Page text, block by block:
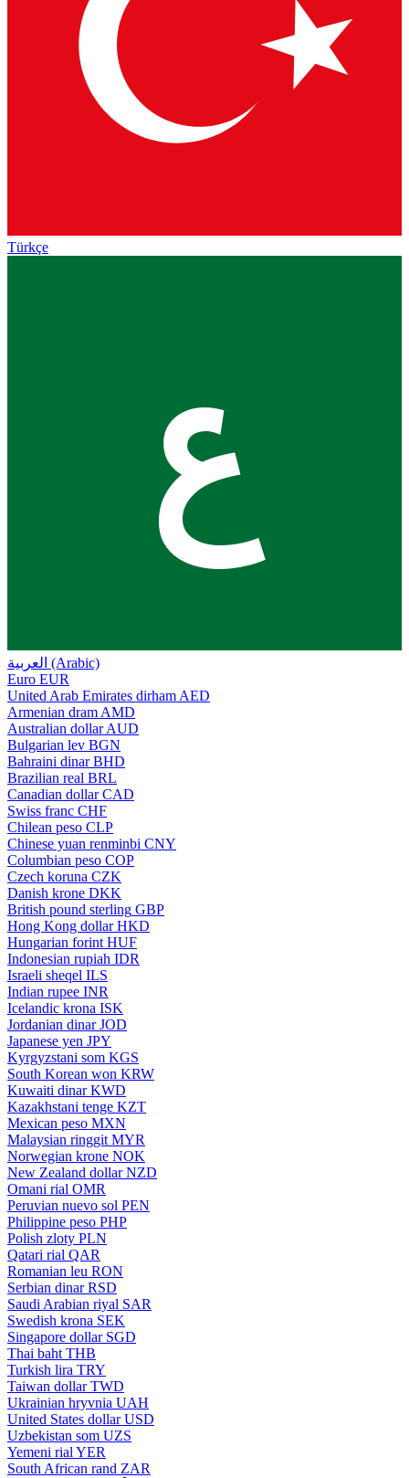
Türkçe
ع
العربية (Arabic)
Euro EUR
United Arab Emirates dirham AED
Armenian dram AMD
Australian dollar AUD
Bulgarian lev BGN
Bahraini dinar BHD
Brazilian real BRL
Canadian dollar CAD
Swiss franc CHF
Chilean peso CLP
Chinese yuan renminbi CNY
Columbian peso COP
Czech koruna CZK
Danish krone DKK
British pound sterling GBP
Hong Kong dollar HKD
Hungarian forint HUF
Indonesian rupiah IDR
Israeli sheqel ILS
Indian rupee INR
Icelandic krona ISK
Jordanian dinar JOD
Japanese yen JPY
Kyrgyzstani som KGS
South Korean won KRW
Kuwaiti dinar KWD
Kazakhstani tenge KZT
Mexican peso MXN
Malaysian ringgit MYR
Norwegian krone NOK
New Zealand dollar NZD
Omani rial OMR
Peruvian nuevo sol PEN
Philippine peso PHP
Polish zloty PLN
Qatari rial QAR
Romanian leu RON
Serbian dinar RSD
Saudi Arabian riyal SAR
Swedish krona SEK
Singapore dollar SGD
Thai baht THB
Turkish lira TRY
Taiwan dollar TWD
Ukrainian hryvnia UAH
United States dollar USD
Uzbekistan som UZS
Yemeni rial YER
South African rand ZAR